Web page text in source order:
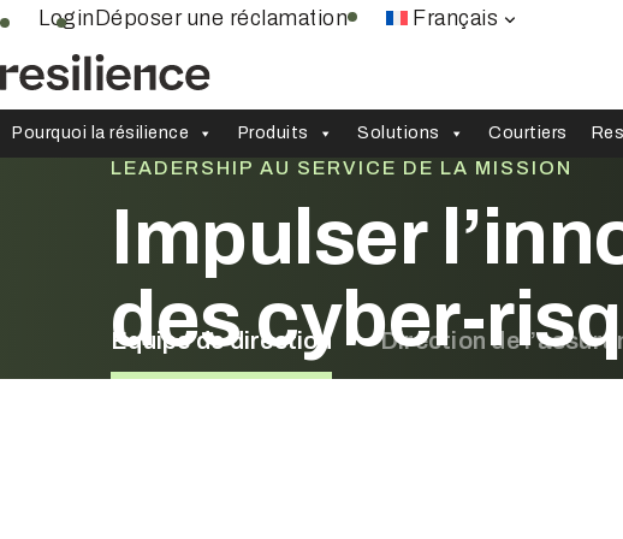
Aller
contenu
LoginDéposer une réclamation Français
Pourquoi la résilience Produits Solutions Courtiers
LEADERSHIP AU SERVICE DE LA MISSION
Impulser
des cyber-
Équipe de direction Direction de